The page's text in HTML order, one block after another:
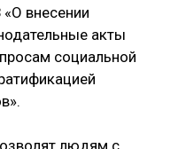
внесении
акты
социальной
людям с